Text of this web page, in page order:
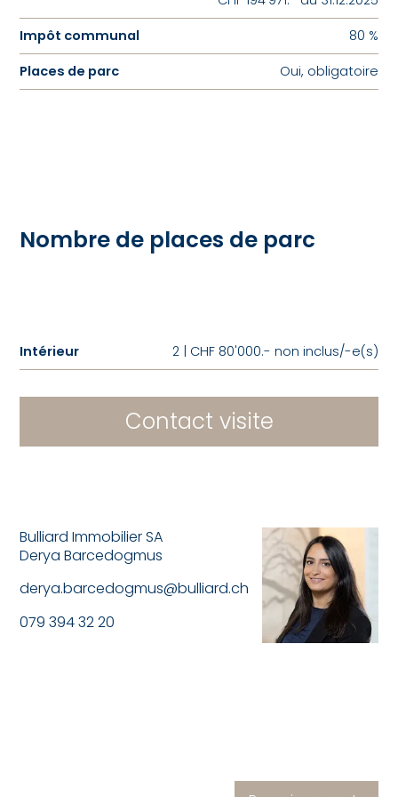
Impôt communal
80 %
Places de parc
Oui, obligatoire
Nombre de places de parc
Intérieur 2 | CHF 80'000.- non inclus/-e(s)
Contact visite
Bulliard Immobilier SA
Derya Barcedogmus
derya.barcedogmus@bulliard.ch
079 394 32 20